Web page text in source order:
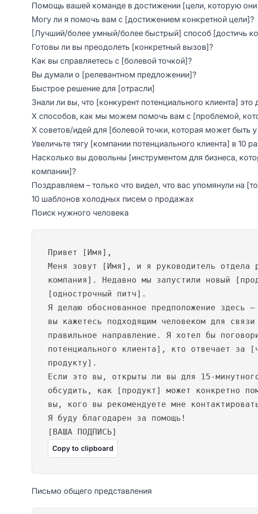
Помощь вашей команде в достижении [цели, которую они
Могу ли я помочь вам с [достижением конкретной цели]?
[Лучший/более умный/более быстрый] способ [достичь
Готовы ли вы преодолеть [конкретный вызов]?
Как вы справляетесь с [болевой точкой]?
Вы думали о [релевантном предложении]?
Быстрое решение для [отрасли]
Знали ли вы, что [конкурент потенциального клиента] это
X способов, как мы можем помочь вам с [проблемой,
X советов/идей для [болевой точки, которая может быть
Увеличьте тягу [компании потенциального клиента] в 10
Насколько вы довольны [инструментом для бизнеса,
компании]?
Поздравляем – только что видел, что вас упомянули на
10 шаблонов холодных писем о продажах
Поиск нужного человека
Привет [Имя],
Меня зовут [Имя], и я руководитель отдела
компания]. Недавно мы запустили новый
[однострочный питч].
Я делаю обоснованное предположение здесь
вы кажетесь подходящим человеком для
правильное направление. Я хотел бы
потенциального клиента], кто отвечает за
продукту].
Если это вы, открыты ли вы для 15-
обсудить, как [продукт] может конкретно
вы, кого вы рекомендуете мне
Я буду благодарен за помощь!
[ВАША ПОДПИСЬ]
Copy to clipboard
Письмо общего представления